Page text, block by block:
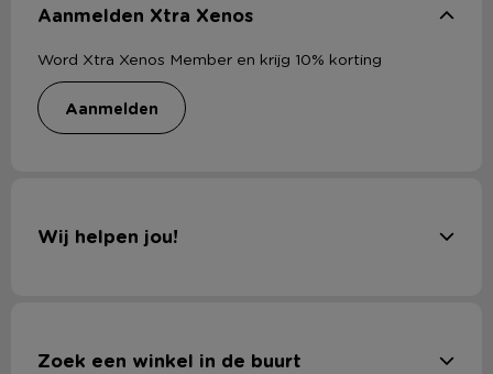
Aanmelden Xtra Xenos
Word Xtra Xenos Member en krijg 10% korting
aanmelden
Wij helpen jou!
Zoek een winkel in de buurt